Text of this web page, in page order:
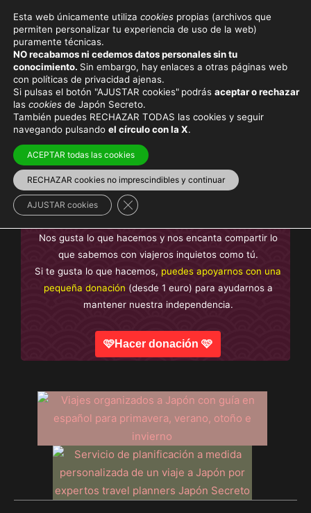
LUCHA
Viaja con el mejor seguro y
En Japón Secreto te ofrecemos contenido
sin anuncios
intrusivos y sin contenido de pago
Nos gusta lo que hacemos y nos encanta compartir lo
que sabemos con viajeros inquietos como tú.
Si te gusta lo que hacemos, puedes apoyarnos con una
pequeña donación (desde 1 euro) para ayudarnos a
mantener nuestra independencia.
🩷Hacer donación 🩷
Esta web únicamente utiliza cookies propias (archivos que
permiten personalizar tu experiencia de uso de la web)
puramente técnicas.
NO recabamos ni cedemos datos personales sin tu
conocimiento. Sin embargo, hay enlaces a otras páginas web
con políticas de privacidad ajenas.
Si pulsas el botón "AJUSTAR cookies" podrás aceptar o rechazar
las cookies de Japón Secreto.
También puedes RECHAZAR TODAS las cookies y seguir
navegando pulsando el círculo con la X.
ACEPTAR todas las cookies
RECHAZAR cookies no imprescindibles y continuar
AJUSTAR cookies Cerrar el banner de cookies RGPD